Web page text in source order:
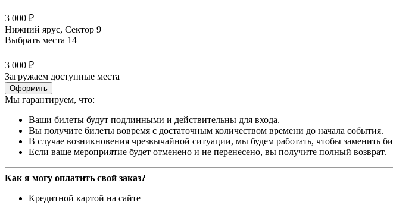
3 000 ₽
Нижний ярус, Сектор 9
Выбрать места 14
3 000 ₽
Загружаем доступные места
Оформить
Мы гарантируем, что:
Ваши билеты будут подлинными и действительны для входа.
Вы получите билеты вовремя с достаточным количеством времени до начала события.
В случае возникновения чрезвычайной ситуации, мы будем работать, чтобы заменить
Если ваше мероприятие будет отменено и не перенесено, вы получите полный возврат.
Как я могу оплатить свой заказ?
Кредитной картой на сайте